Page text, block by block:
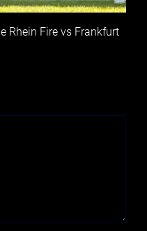
Rhein Fire vs Frankfurt